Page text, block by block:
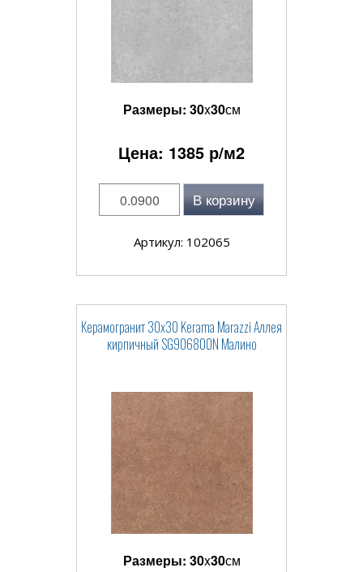
Размеры: 30x30см
Цена: 1385 р/м2
В корзину
Артикул: 102065
Керамогранит 30x30 Kerama Marazzi Аллея
кирпичный SG906800N Малино
Размеры: 30x30см